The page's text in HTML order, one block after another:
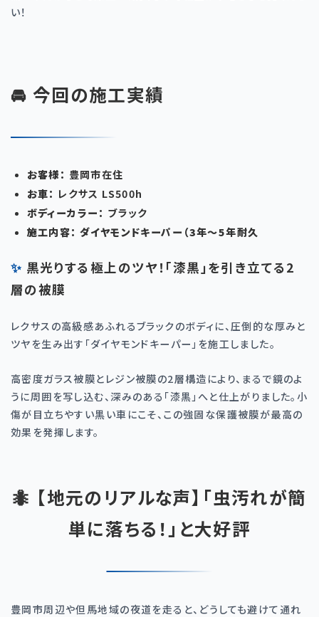
い！
🚘 今回の施工実績
お客様： 豊岡市在住
お車： レクサス LS500h
ボディーカラー： ブラック
施工内容： ダイヤモンドキーパー（3年〜5年耐久
✨ 黒光りする極上のツヤ！「漆黒」を引き立てる2
層の被膜
レクサスの高級感あふれるブラックのボディに、圧倒的な厚みと
ツヤを生み出す「ダイヤモンドキーパー」を施工しました。
高密度ガラス被膜とレジン被膜の2層構造により、まるで鏡のよ
うに周囲を写し込む、深みのある「漆黒」へと仕上がりました。小
傷が目立ちやすい黒い車にこそ、この強固な保護被膜が最高の
効果を発揮します。
🐜 【地元のリアルな声】「虫汚れが簡
単に落ちる！」と大好評
豊岡市周辺や但馬地域の夜道を走ると、どうしても避けて通れ